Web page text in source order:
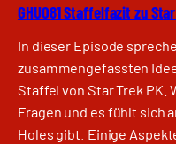
GHU081 Staffelfazit zu
In dieser Episode
zusammengefassten
Staffel von Star Trek PK.
Fragen und es fühlt sich
Holes gibt. Einige